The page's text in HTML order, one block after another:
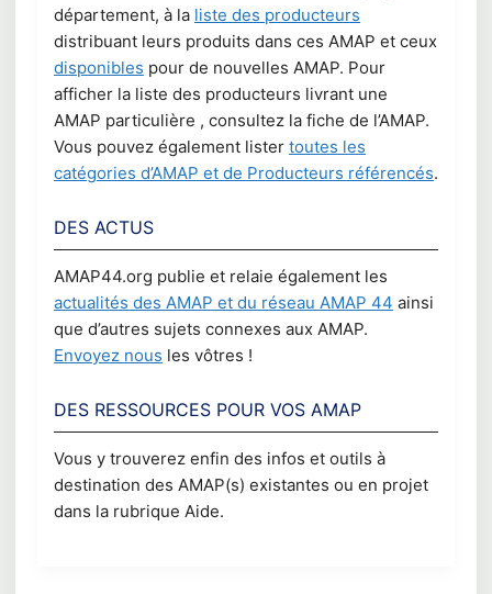
département, à la liste des producteurs
distribuant leurs produits dans ces AMAP et ceux
disponibles pour de nouvelles AMAP. Pour
afficher la liste des producteurs livrant une
AMAP particulière , consultez la fiche de l’AMAP.
Vous pouvez également lister toutes les
catégories d’AMAP et de Producteurs référencés.
DES ACTUS
AMAP44.org publie et relaie également les
actualités des AMAP et du réseau AMAP 44 ainsi
que d’autres sujets connexes aux AMAP.
Envoyez nous les vôtres !
DES RESSOURCES POUR VOS AMAP
Vous y trouverez enfin des infos et outils à
destination des AMAP(s) existantes ou en projet
dans la rubrique Aide.